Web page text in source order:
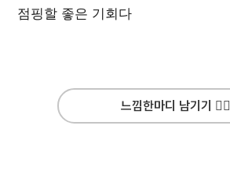
점핑할 좋은 기회다
느낌한마디 남기기 ✍🏻